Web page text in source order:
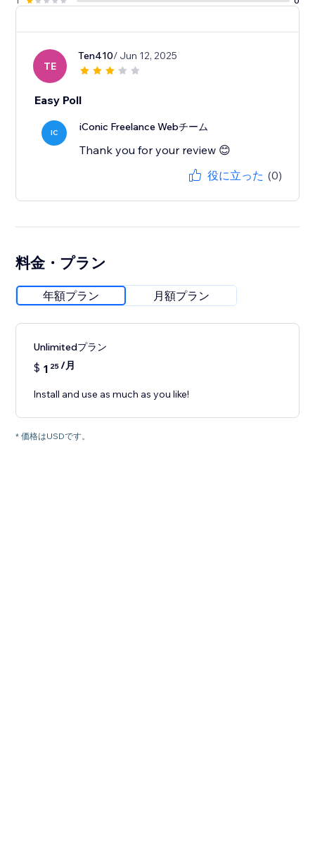
TE
Ten410/ Jun 12, 2025
Easy Poll
IC iConic Freelance Webチーム
Thank you for your review 😊
役に立った (0)
料金・プラン
年額プラン 月額プラン
Unlimitedプラン
$ 1 25/月
Install and use as much as you like!
* 価格はUSDです。